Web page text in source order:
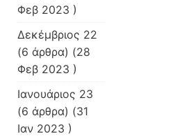
Φεβ 2023 )
Δεκέμβριος 22
(6 άρθρα) (28
Φεβ 2023 )
Ιανουάριος 23
(6 άρθρα) (31
Ιαν 2023 )